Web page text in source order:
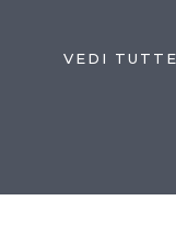
VEDI